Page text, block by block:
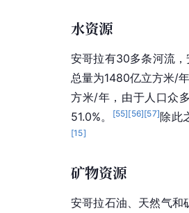
水资源
安哥拉有30多条河流
总量为1480亿立方米/
方米/年，由于人口众
51.0%。
[55][56][57]除此
[15]
矿物资源
安哥拉石油、天然气和